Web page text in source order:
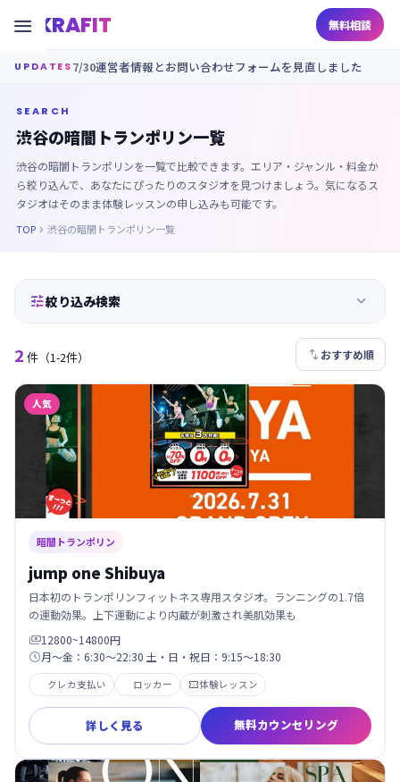
KRAFIT 無料相談

UPDATES 7/30運営者情報とお問い合わせフォームを見直しました
SEARCH
渋谷の暗闇トランポリン一覧
渋谷の暗闇トランポリンを一覧で比較できます。エリア・ジャンル・料金か
ら絞り込んで、あなたにぴったりのスタジオを見つけましょう。気になるス
タジオはそのまま体験レッスンの申し込みも可能です。
TOP  渋谷の暗闇トランポリン一覧
絞り込み検索 
2 件 （1-2件）  おすすめ順
人気
暗闇トランポリン
jump one Shibuya
日本初のトランポリンフィットネス専用スタジオ。ランニングの1.7倍
の運動効果。上下運動により内蔵が刺激され美肌効果も
12800~14800円
月～金：6:30～22:30 土・日・祝日：9:15～18:30
クレカ支払い ロッカー 体験レッスン
詳しく見る 無料カウンセリング